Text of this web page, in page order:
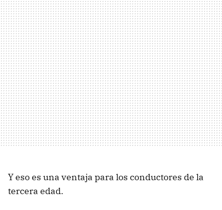
Y eso es una ventaja para los conductores de la
tercera edad.